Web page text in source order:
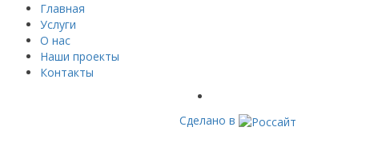
Главная
Услуги
О нас
Наши проекты
Контакты
Сделано в